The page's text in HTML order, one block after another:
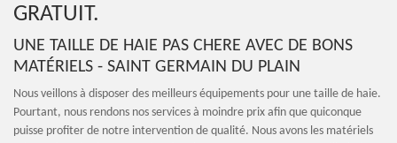
GRATUIT.
UNE TAILLE DE HAIE PAS CHERE AVEC DE BONS
MATÉRIELS - SAINT GERMAIN DU PLAIN
Nous veillons à disposer des meilleurs équipements pour une taille de haie.
Pourtant, nous rendons nos services à moindre prix afin que quiconque
puisse profiter de notre intervention de qualité. Nous avons les matériels